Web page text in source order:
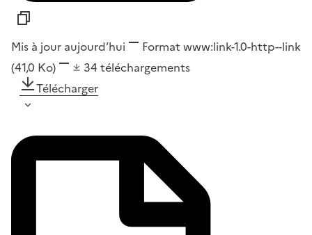
Mis à jour aujourd’hui Format www:link-1.0-http--link
(41,0 Ko)
34 téléchargements
Télécharger